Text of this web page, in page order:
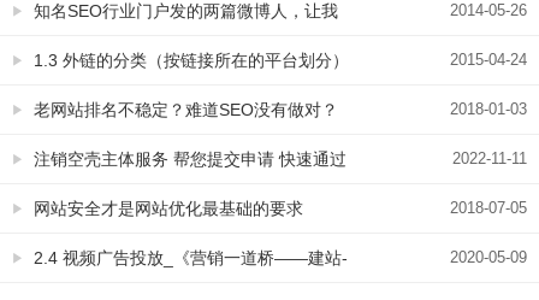
2014-05-26
知名SEO行业门户发的两篇微博人，让我
想到很多 2015-04-24
1.3 外链的分类（按链接所在的平台划分）
摘自《野狼外链优化手册》 2018-01-03
老网站排名不稳定？难道SEO没有做对？
2022-11-11
注销空壳主体服务 帮您提交申请 快速通过
2018-07-05
网站安全才是网站优化最基础的要求
2020-05-09
2.4 视频广告投放_《营销一道桥——建站-